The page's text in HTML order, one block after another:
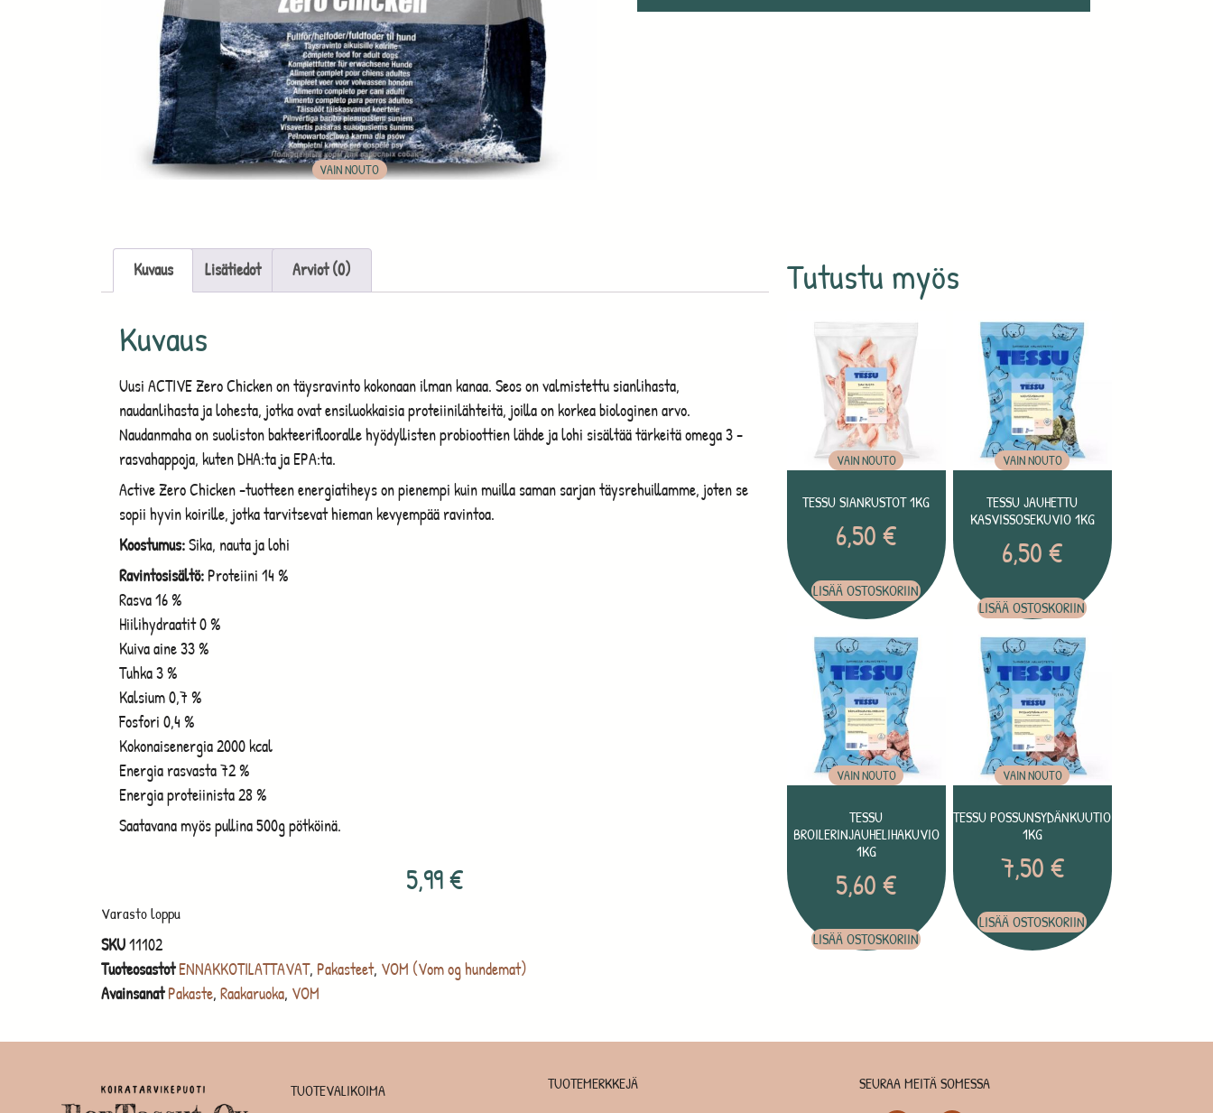
VAIN NOUTO
Tutustu myös
VAIN NOUTO
TESSU SIANRUSTOT 1KG
6,50€
LISÄÄ OSTOSKORIIN
VAIN NOUTO
TESSU JAUHETTU
KASVISSOSEKUVIO 1KG
6,50€
LISÄÄ OSTOSKORIIN
VAIN NOUTO
TESSU
BROILERINJAUHELIHAKUVIO
1KG
5,60€
LISÄÄ OSTOSKORIIN
VAIN NOUTO
TESSU POSSUNSYDÄNKUUTIO
1KG
7,50€
LISÄÄ OSTOSKORIIN
Kuvaus Lisätiedot Arviot (0)
Kuvaus
Uusi ACTIVE Zero Chicken on täysravinto kokonaan ilman kanaa. Seos on valmistettu sianlihasta,
naudanlihasta ja lohesta, jotka ovat ensiluokkaisia proteiinilähteitä, joilla on korkea biologinen arvo.
Naudanmaha on suoliston bakteeriflooralle hyödyllisten probioottien lähde ja lohi sisältää tärkeitä omega 3 -
rasvahappoja, kuten DHA:ta ja EPA:ta.
Active Zero Chicken -tuotteen energiatiheys on pienempi kuin muilla saman sarjan täysrehuillamme, joten se
sopii hyvin koirille, jotka tarvitsevat hieman kevyempää ravintoa.
Koostumus:Sika, nauta ja lohi
Ravintosisältö: Proteiini 14 %
Rasva 16 %
Hiilihydraatit 0 %
Kuiva aine 33 %
Tuhka 3 %
Kalsium 0,7 %
Fosfori 0,4 %
Kokonaisenergia 2000 kcal
Energia rasvasta 72 %
Energia proteiinista 28 %
Saatavana myös pullina 500g pötköinä.
5,99€
Varasto loppu
SKU11102
TuoteosastotENNAKKOTILATTAVAT, Pakasteet, VOM (Vom og hundemat)
Avainsanat Pakaste, Raakaruoka, VOM
TUOTEVALIKOIMA TUOTEMERKKEJÄ SEURAA MEITÄ SOMESSA